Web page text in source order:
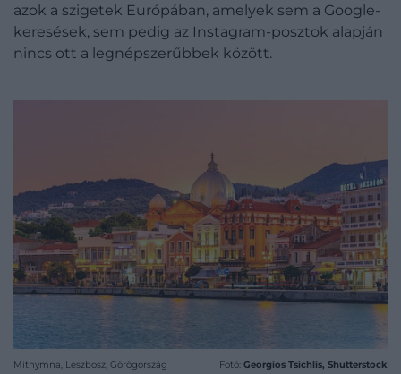
azok a szigetek Európában, amelyek sem a Google-
keresések, sem pedig az Instagram-posztok alapján
nincs ott a legnépszerűbbek között.
Mithymna, Leszbosz, Görögország Fotó: Georgios Tsichlis, Shutterstock